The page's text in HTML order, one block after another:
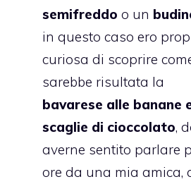
semifreddo o un
in questo caso ero
curiosa di scoprire
sarebbe risultata la
bavarese alle banane
scaglie di cioccolato,
averne sentito parlare
ore da una mia amica,